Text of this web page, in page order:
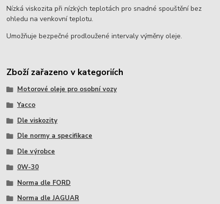
Nízká viskozita při nízkých teplotách pro snadné spouštění bez
ohledu na venkovní teplotu.
Umožňuje bezpečné prodloužené intervaly výměny oleje.
Zboží zařazeno v kategoriích
Motorové oleje pro osobní vozy
Yacco
Dle viskozity
Dle normy a specifikace
Dle výrobce
0W-30
Norma dle FORD
Norma dle JAGUAR